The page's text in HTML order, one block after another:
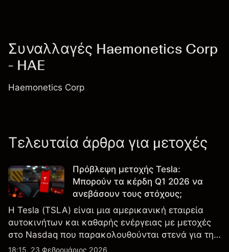
Συναλλαγές Haemonetics Corp
- HAE
Haemonetics Corp
Τελευταία άρθρα για μετοχές
Πρόβλεψη μετοχής Tesla:
Μπορούν τα κέρδη Q1 2026 να
ανεβάσουν τους στόχους;
Η Tesla (TSLA) είναι μια αμερικανική εταιρεία
αυτοκινήτων και καθαρής ενέργειας με μετοχές
στο Nasdaq που παρακολουθούνται στενά για την
απόδοση κερδών, τα δεδομένα παραδόσεων και
18:15, 23 Φεβρουάριος 2026